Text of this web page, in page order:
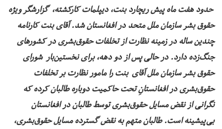
حدود هفت ماه پیشریچارد بنت، دیپلمات‌ کارکشته، گزارشگر ویژه
حقوق بشر سازمان ملل متحد در افغانستان شد. آقای بنت کارنامه
چندین ساله در زمینه نظارت از تخلفات حقوق‌بشری در کشورهای
جنگ‌زده دارد. در حالی پس از دو دهه، برای نخستین‌بار شورای
حقوق بشر سازمان ملل آقای بنت را مامور نظارت بر تخلفات
حقوق‌بشری در افغانستانِ تحت حاکمیت دوباره طالبان کرده که
نگرانی از نقض مسایل حقوق‌بشری توسط طالبان در افغانستان
بی‌پیشینه است. طالبان متهم به نقض گسترده مسایل حقوق‌بشری،